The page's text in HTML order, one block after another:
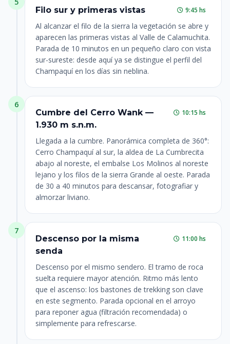
Filo sur y primeras vistas
9:45 hs
Al alcanzar el filo de la sierra la vegetación se abre y
aparecen las primeras vistas al Valle de Calamuchita.
Parada de 10 minutos en un pequeño claro con vista
sur-sureste: desde aquí ya se distingue el perfil del
Champaquí en los días sin neblina.
6
Cumbre del Cerro Wank —
1.930 m s.n.m.
10:15 hs
Llegada a la cumbre. Panorámica completa de 360°:
Cerro Champaquí al sur, la aldea de La Cumbrecita
abajo al noreste, el embalse Los Molinos al noreste
lejano y los filos de la sierra Grande al oeste. Parada
de 30 a 40 minutos para descansar, fotografiar y
almorzar liviano.
7
Descenso por la misma
senda
11:00 hs
Descenso por el mismo sendero. El tramo de roca
suelta requiere mayor atención. Ritmo más lento
que el ascenso: los bastones de trekking son clave
en este segmento. Parada opcional en el arroyo
para reponer agua (filtración recomendada) o
simplemente para refrescarse.